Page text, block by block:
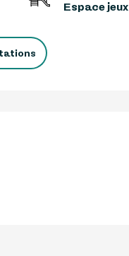
Espace jeux